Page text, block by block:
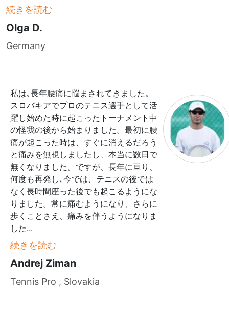
続きを読む
Olga D.
Germany
私は､長年腰痛に悩まされてきました。
スロバキアでプロのテニス選手として活
躍し始めた時に起こったトーナメント中
の怪我の後から始まりました。最初に腰
痛が起こった時は、すぐに消えるだろう
と痛みを無視しましたし、本当に数日で
無くなりました。ですが、長年に亘り、
何度も再発し､今では、テニスの後では
なく長時間座った後でも起こるようにな
りました。常に痛むようになり、さらに
歩くことさえ、痛みを伴うようになりま
した...
続きを読む
Andrej Ziman
Tennis Pro , Slovakia